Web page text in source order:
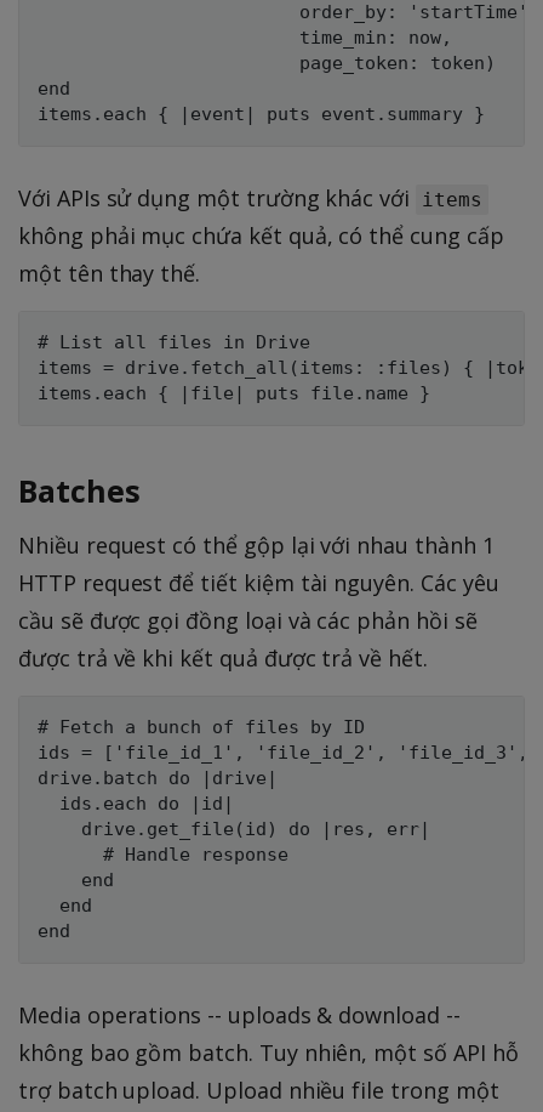
                        order_by: 'startTime',
                        time_min: now,
                        page_token: token)
end
Với APIs sử dụng một trường khác với items
không phải mục chứa kết quả, có thể cung cấp
một tên thay thế.
# List all files in Drive
items = drive.fetch_all(items: :files) {
Batches
Nhiều request có thể gộp lại với nhau thành 1
HTTP request để tiết kiệm tài nguyên. Các yêu
cầu sẽ được gọi đồng loại và các phản hồi sẽ
được trả về khi kết quả được trả về hết.
# Fetch a bunch of files by ID
ids = ['file_id_1', 'file_id_2', 'file_id_3',
drive.batch do |drive|
  ids.each do |id|
    drive.get_file(id) do |res, err|
      # Handle response
    end
  end
Media operations -- uploads & download --
không bao gồm batch. Tuy nhiên, một số API hỗ
trợ batch upload. Upload nhiều file trong một